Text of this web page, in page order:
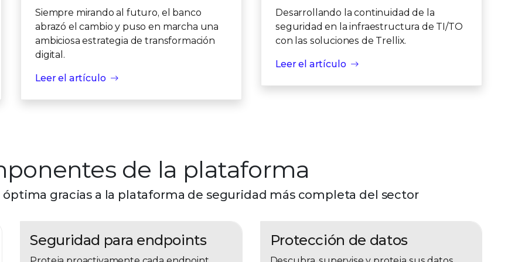
Siempre mirando al futuro, el banco
abrazó el cambio y puso en marcha una
ambiciosa estrategia de transformación
digital.
Leer el artículo
Desarrollando la continuidad de la
seguridad en la infraestructura de TI/TO
con las soluciones de Trellix.
Leer el artículo
de la plataforma
gracias a la plataforma de seguridad más completa del sector
Seguridad para endpoints Protección de datos